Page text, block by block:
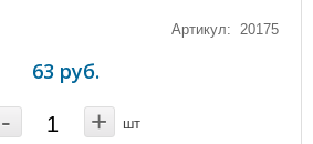
Артикул: 20175
63 руб.
- + шт